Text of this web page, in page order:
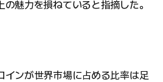
魅力を損ねていると指摘した。
インが世界市場に占める比率は足